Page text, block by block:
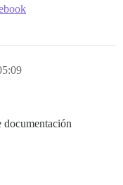
documentación